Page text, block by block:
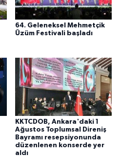
64. Geleneksel Mehmetçik
Üzüm Festivali başladı
KKTCDOB, Ankara'daki 1
Ağustos Toplumsal Direniş
Bayramı resepsiyonunda
düzenlenen konserde yer
aldı